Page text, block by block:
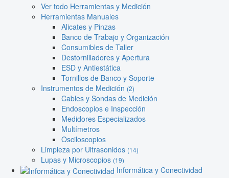
Ver todo Herramientas y Medición
Herramientas Manuales
Alicates y Pinzas
Banco de Trabajo y Organización
Consumibles de Taller
Destornilladores y Apertura
ESD y Antiestática
Tornillos de Banco y Soporte
Instrumentos de Medición (2)
Cables y Sondas de Medición
Endoscopios e Inspección
Medidores Especializados
Multímetros
Osciloscopios
Limpieza por Ultrasonidos (14)
Lupas y Microscopios (19)
Informática y Conectividad